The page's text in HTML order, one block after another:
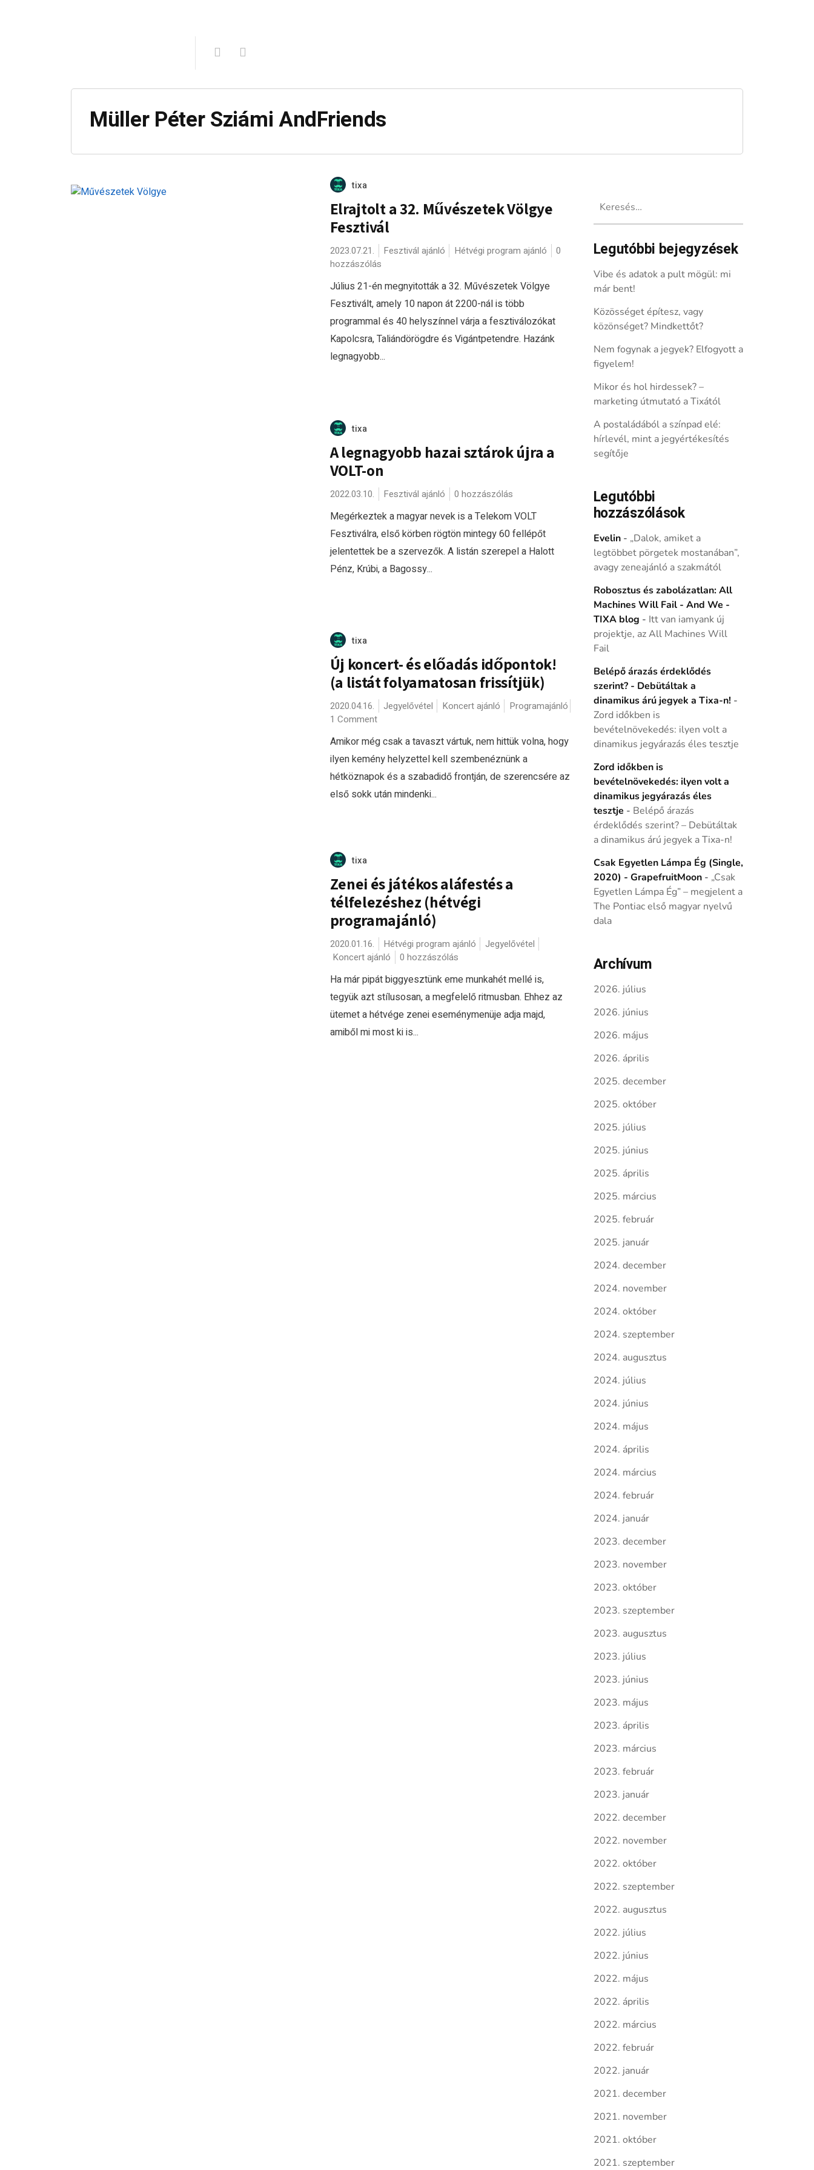
Müller Péter Sziámi AndFriends
tixa
Elrajtolt a 32. Művészetek Völgye
Fesztivál
2023.07.21. Fesztivál ajánló Hétvégi program ajánló
0
hozzászólás
Július 21-én megnyitották a 32. Művészetek Völgye
Fesztivált, amely 10 napon át 2200-nál is több
programmal és 40 helyszínnel várja a fesztiválozókat
Kapolcsra, Taliándörögdre és Vigántpetendre. Hazánk
legnagyobb...
tixa
A legnagyobb hazai sztárok újra a
VOLT-on
2022.03.10. Fesztivál ajánló 0 hozzászólás
Megérkeztek a magyar nevek is a Telekom VOLT
Fesztiválra, első körben rögtön mintegy 60 fellépőt
jelentettek be a szervezők. A listán szerepel a Halott
Pénz, Krúbi, a Bagossy...
tixa
Új koncert- és előadás időpontok!
(a listát folyamatosan frissítjük)
2020.04.16. Jegyelővétel Koncert ajánló
Programajánló
1 Comment
Amikor még csak a tavaszt vártuk, nem hittük volna, hogy
ilyen kemény helyzettel kell szembenéznünk a
hétköznapok és a szabadidő frontján, de szerencsére az
első sokk után mindenki...
tixa
Zenei és játékos aláfestés a
télfelezéshez (hétvégi
programajánló)
2020.01.16. Hétvégi program ajánló
Jegyelővétel
Koncert ajánló
0 hozzászólás
Ha már pipát biggyesztünk eme munkahét mellé is,
tegyük azt stílusosan, a megfelelő ritmusban. Ehhez az
ütemet a hétvége zenei eseménymenüje adja majd,
amiből mi most ki is...
Legutóbbi bejegyzések
Vibe és adatok a pult mögül: mi
már bent!
Közösséget építesz, vagy
közönséget? Mindkettőt?
Nem fogynak a jegyek? Elfogyott a
figyelem!
Mikor és hol hirdessek? –
marketing útmutató a Tixától
A postaládából a színpad elé:
hírlevél, mint a jegyértékesítés
segítője
Legutóbbi
hozzászólások
Evelin- „Dalok, amiket a
legtöbbet pörgetek mostanában”,
avagy zeneajánló a szakmától
Robosztus és zabolázatlan: All
Machines Will Fail - And We -
TIXA blog - Itt van iamyank új
projektje, az All Machines Will
Fail
Belépő árazás érdeklődés
szerint? - Debütáltak a
dinamikus árú jegyek a Tixa-n! -
Zord időkben is
bevételnövekedés: ilyen volt a
dinamikus jegyárazás éles tesztje
Zord időkben is
bevételnövekedés: ilyen volt a
dinamikus jegyárazás éles
tesztje - Belépő árazás
érdeklődés szerint? – Debütáltak
a dinamikus árú jegyek a Tixa-n!
Csak Egyetlen Lámpa Ég (Single,
2020) - GrapefruitMoon- „Csak
Egyetlen Lámpa Ég” – megjelent a
The Pontiac első magyar nyelvű
dala
Archívum
2026. július
2026. június
2026. május
2026. április
2025. december
2025. október
2025. július
2025. június
2025. április
2025. március
2025. február
2025. január
2024. december
2024. november
2024. október
2024. szeptember
2024. augusztus
2024. július
2024. június
2024. május
2024. április
2024. március
2024. február
2024. január
2023. december
2023. november
2023. október
2023. szeptember
2023. augusztus
2023. július
2023. június
2023. május
2023. április
2023. március
2023. február
2023. január
2022. december
2022. november
2022. október
2022. szeptember
2022. augusztus
2022. július
2022. június
2022. május
2022. április
2022. március
2022. február
2022. január
2021. december
2021. november
2021. október
2021. szeptember